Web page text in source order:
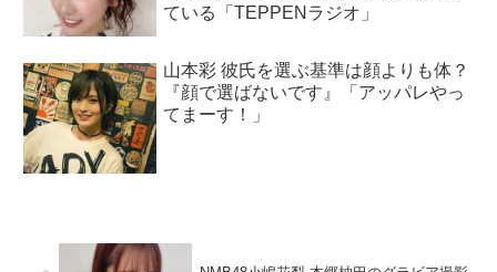
ている「TEPPENラジオ」
山本彩 彼氏を選ぶ基準は顔よりも体？
『顔で選ばないです』「アッパレやっ
てまーす！」